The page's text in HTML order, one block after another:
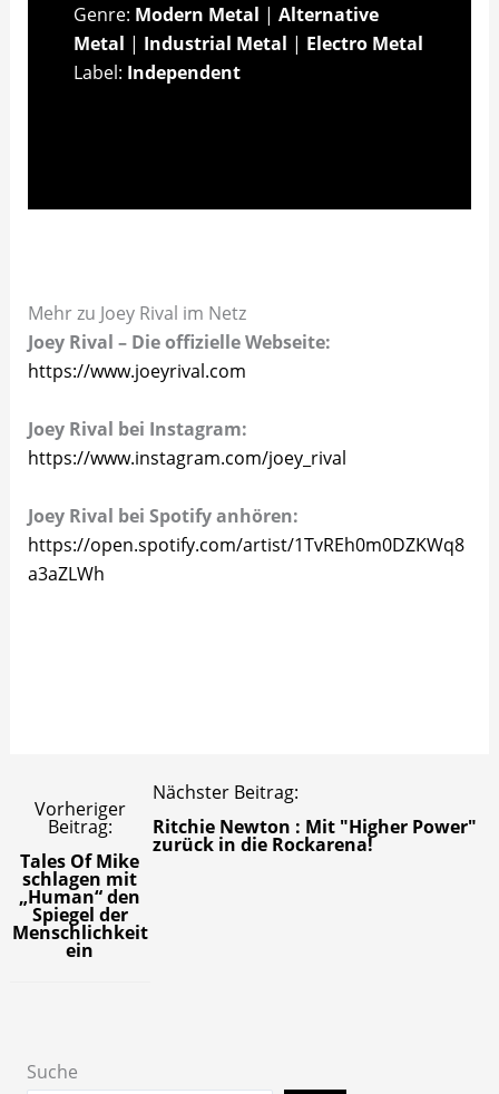
Genre: Modern Metal | Alternative
Metal | Industrial Metal | Electro Metal
Label: Independent
Mehr zu Joey Rival im Netz
Joey Rival – Die offizielle Webseite:
https://www.joeyrival.com
Joey Rival bei Instagram:
https://www.instagram.com/joey_rival
Joey Rival bei Spotify anhören:
https://open.spotify.com/artist/1TvREh0m0DZKWq8
a3aZLWh
Vorheriger
Beitrag:
Tales Of Mike
schlagen mit
„Human“den
Spiegel der
Menschlichkeit
ein
Nächster Beitrag:
Ritchie Newton : Mit "Higher Power"
zurück in die Rockarena!
Suche